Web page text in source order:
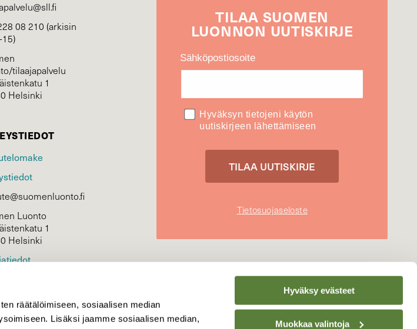
räätälöimiseen, sosiaalisen median
Lisäksi jaamme sosiaalisen median,
Hyväksy evästeet
Muokkaa valintoja
08 210 (arkisin
tilaajapalvelu
1
Helsinki
Luonto
1
Helsinki
TILAA SUOMEN
LUONNON UUTIS­KIRJE
Sähköpostiosoite
Hyväksyn tietojeni käytön
uutiskirjeen lähettämiseen
Tietosuojaseloste